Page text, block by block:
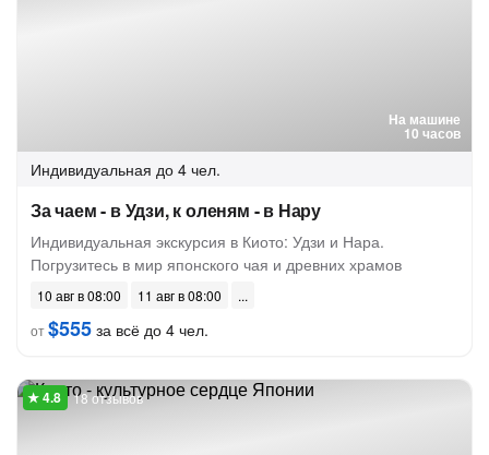
На машине
10 часов
Индивидуальная до 4 чел.
За чаем - в Удзи, к оленям - в Нару
Индивидуальная экскурсия в Киото: Удзи и Нара.
Погрузитесь в мир японского чая и древних храмов
10 авг в 08:00
11 авг в 08:00
от$555 за всё до 4 чел.
18 отзывов